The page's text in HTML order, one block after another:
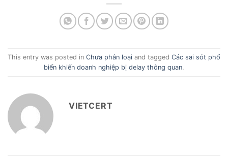
This entry was posted in Chưa phân loại and tagged Các sai sót phổ
biến khiến doanh nghiệp bị delay thông quan.
VIETCERT